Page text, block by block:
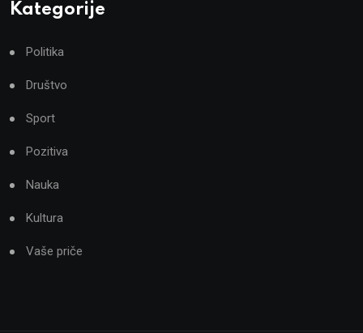
Kategorije
Politika
Društvo
Sport
Pozitiva
Nauka
Kultura
Vaše priče